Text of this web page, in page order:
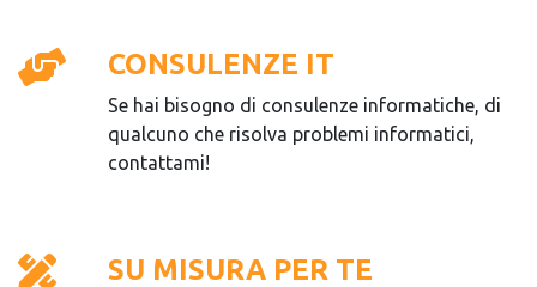
CONSULENZE IT
Se hai bisogno di consulenze informatiche, di
qualcuno che risolva problemi informatici,
contattami!
SU MISURA PER TE